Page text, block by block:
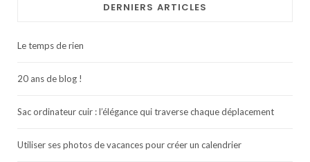
DERNIERS ARTICLES
Le temps de rien
20 ans de blog !
Sac ordinateur cuir : l’élégance qui traverse chaque déplacement
Utiliser ses photos de vacances pour créer un calendrier